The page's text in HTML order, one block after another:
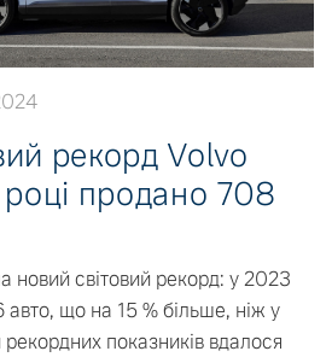
рекорд Volvo
продано 708
новий світовий рекорд: у 2023
що на 15 % більше, ніж у
показників вдалося